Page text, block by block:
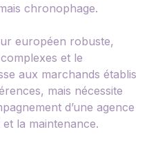
chronophage.
européen robuste,
et le
aux marchands établis
mais nécessite
d’une agence
la maintenance.